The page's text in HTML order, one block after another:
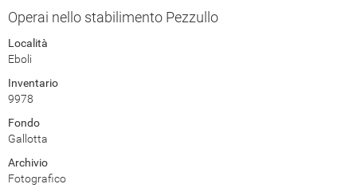
Operai nello stabilimento Pezzullo
Località
Eboli
Inventario
9978
Fondo
Gallotta
Archivio
Fotografico